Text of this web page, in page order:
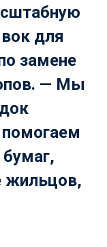
для
замене
— Мы
жильцов,